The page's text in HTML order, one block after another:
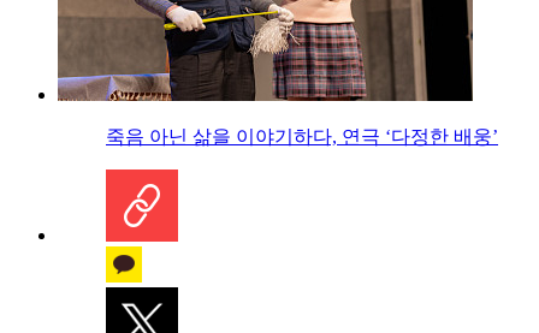
죽음 아닌 삶을 이야기하다, 연극 ‘다정한 배웅’